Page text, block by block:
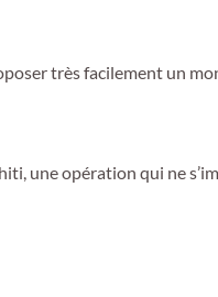
très facilement un
une opération qui ne